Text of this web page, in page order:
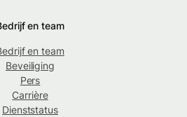
en team
en team
Beveiliging
Pers
Carrière
Dienststatus